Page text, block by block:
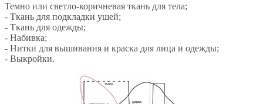
Темно или светло-коричневая ткань для тела;
- Ткань для подкладки ушей;
- Ткань для одежды;
- Набивка;
- Нитки для вышивания и краска для лица и одежды;
- Выкройки.